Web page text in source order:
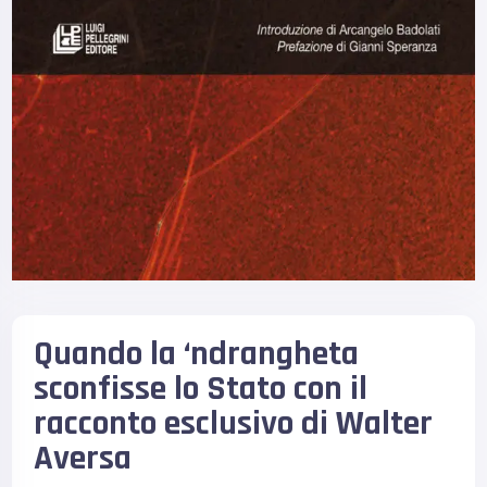
Quando la ‘ndrangheta
sconfisse lo Stato con il
racconto esclusivo di Walter
Aversa